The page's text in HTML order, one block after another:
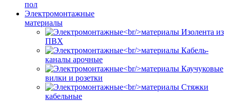
пол
Электромонтажные
материалы
Изолента из
ПВХ
Кабель-
каналы арочные
Каучуковые
вилки и розетки
Стяжки
кабельные